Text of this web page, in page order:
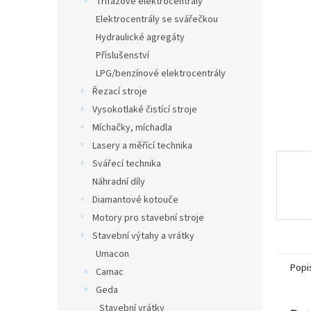
Elektrocentrály se svářečkou
Hydraulické agregáty
Příslušenství
LPG/benzínové elektrocentrály
Řezací stroje
Vysokotlaké čistící stroje
Míchačky, míchadla
Lasery a měřící technika
Svářecí technika
Náhradní díly
Diamantové kotouče
Motory pro stavební stroje
Stavební výtahy a vrátky
Umacon
Camac
Geda
Stavební vrátky